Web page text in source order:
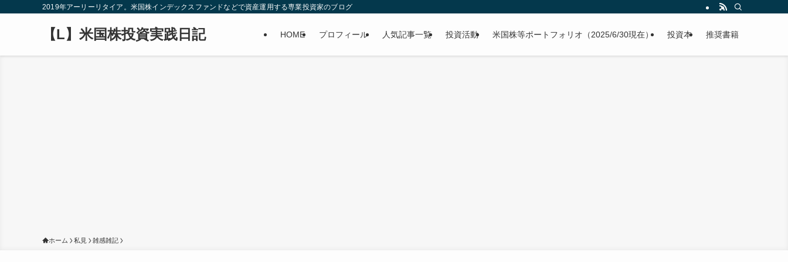
2019年アーリーリタイア。米国株インデックスファンドなどで資産運用する専業投資家のブログ
【L】米国株投資実践日記 HOME プロフィール 人気記事一覧 投資活動 米国株等ポートフォリオ（2025/6/30現在） 投資本 推奨書籍
ホーム 私見 雑感雑記